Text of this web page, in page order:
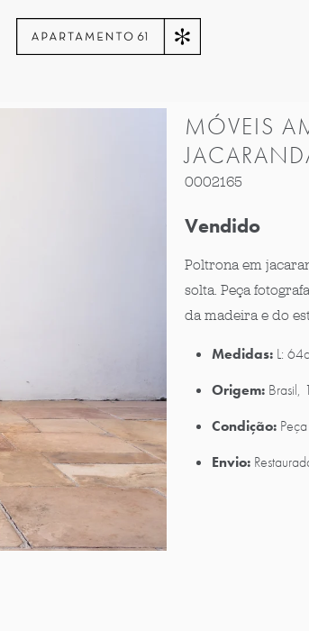
MÓVEIS
0002165
Vendido
Poltrona em
solta. Peça
da madeira e do
Medidas: L:
Origem: Brasil,
Condição:
Envio: